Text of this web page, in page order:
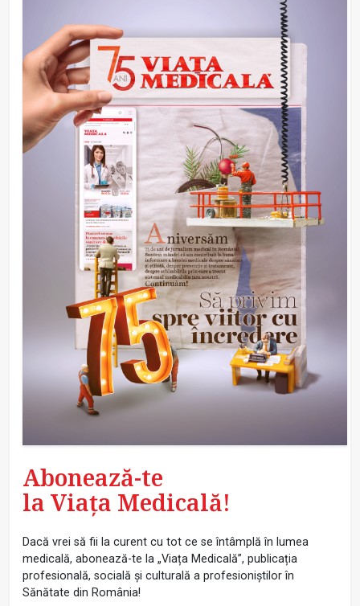
Abonează-te
la Viața Medicală!
Dacă vrei să fii la curent cu tot ce se întâmplă în lumea
medicală, abonează-te la „Viața Medicală”, publicația
profesională, socială și culturală a profesioniștilor în
Sănătate din România!